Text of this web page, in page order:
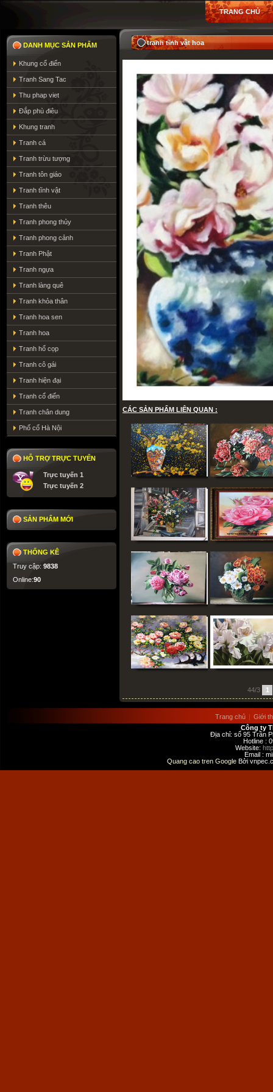
TRANG CHỦ
DANH MỤC SẢN PHẨM
Khung cổ điển
Tranh Sang Tac
Thu phap viet
Đắp phù điêu
Khung tranh
Tranh cá
Tranh trừu tượng
Tranh tôn giáo
Tranh tĩnh vật
Tranh thêu
Tranh phong thủy
Tranh phong cảnh
Tranh Phật
Tranh ngựa
Tranh làng quê
Tranh khỏa thân
Tranh hoa sen
Tranh hoa
Tranh hổ cọp
Tranh cô gái
Tranh hiện đại
Tranh cổ điển
Tranh chân dung
Phố cổ Hà Nội
HỖ TRỢ TRỰC TUYẾN
Trực tuyến 1
Trực tuyến 2
SẢN PHẨM MỚI
THỐNG KÊ
Truy cập: 9838
Online:90
tranh tĩnh vật hoa
CÁC SẢN PHẨM LIÊN QUAN :
44/3 1
Trang chủ
Giới
Công ty
Địa chỉ: số 95 Trần
Hotline :
Website:
Email :
Quang cao tren Google Bởi